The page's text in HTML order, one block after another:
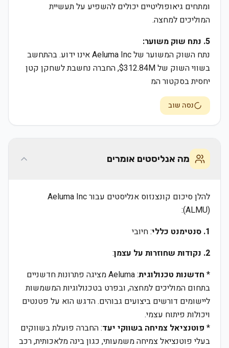
ומתחים גיאופוליטיים יכולים להשפיע על תעשיית
המוליכים למחצה.
5. נתח שוק משוער:
נתח השוק המשוער של Aeluma Inc אינו ידוע. בהתחשב
בשווי השוק של $312.84M, החברה נחשבת לשחקן קטן
יחסית בסקטור המ
נסה שוב
מה אנליסטים אומרים
להלן סיכום קונצנזוס אנליסטים עבור Aeluma Inc
(ALMU):
1. סנטימנט כללי
: חיובי
2. נקודות שחוזרות על עצמן
:
* חדשנות טכנולוגית
: Aeluma מציגה פתרונות חדשניים
בתחום המוליכים למחצה, ובפרט בטכנולוגיות המשמשות
ליישומים דורשים ביצועים גבוהים. הדגש הוא על פטנטים
ויכולות פיתוח עצמי.
* פוטנציאל צמיחה בשווקי יעד: החברה פועלת בשווקים
בעלי פוטנציאל צמיחה משמעותי, כגון בינה מלאכותית, רכב